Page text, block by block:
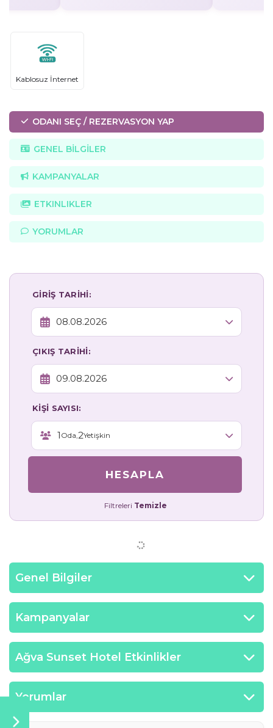
Kablosuz İnternet
ODANI SEÇ / REZERVASYON YAP
GENEL BİLGİLER
KAMPANYALAR
ETKINLIKLER
YORUMLAR
GİRİŞ TARİHİ:
ÇIKIŞ TARİHİ:
KİŞİ SAYISI:
1 Oda,2Yetişkin
HESAPLA
Filtreleri Temizle
Genel Bilgiler
Kampanyalar
Ağva Sunset Hotel Etkinlikler
Yorumlar